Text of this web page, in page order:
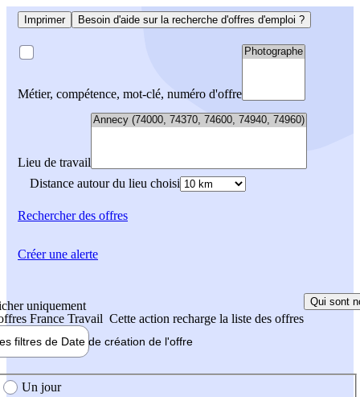
Imprimer Besoin d'aide sur la recherche d'offres d'emploi ?
Métier, compétence, mot-clé, numéro d'offre
Lieu de travail
Distance autour du lieu choisi
Rechercherdes offres
uniquement
France Travail Cette action recharge la liste des offres
Qui sont
filtres de Date de création de l'offre
création de l'offre
Un jour
Créer une alerte